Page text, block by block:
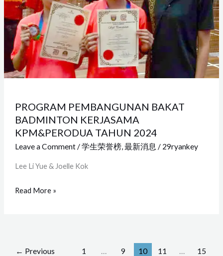
PROGRAM PEMBANGUNAN BAKAT
BADMINTON KERJASAMA
KPM&PERODUA TAHUN 2024
Leave a Comment /学生荣誉榜, 最新消息 / 29ryankey
Lee Li Yue & Joelle Kok
KPM&PERODUA
TAHUN
2024
Read More »
← Previous 1 … 9 10 11 … 15